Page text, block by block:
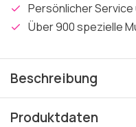
Persönlicher Service
Über 900 spezielle
Beschreibung
Produktdaten